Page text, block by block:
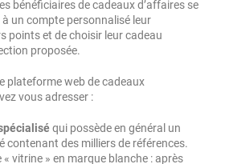
bénéficiaires de cadeaux d’affaires se
un compte personnalisé leur
points et de choisir leur cadeau
proposée.
plateforme web de cadeaux
vous adresser :
qui possède en général un
contenant des milliers de références.
vitrine » en marque blanche : après